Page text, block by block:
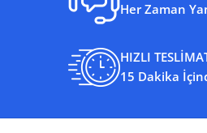
Her Zaman
HIZLI
15 Dakika